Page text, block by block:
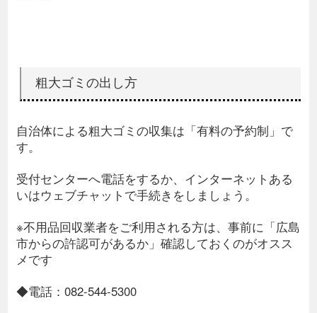
粗大ゴミの出し方
自治体による粗大ゴミの収集は「有料の予約制」で
す。
受付センターへ電話をするか、インターネットある
いはウェブチャットで手続きをしましょう。
※不用品回収業者をご利用される方は、事前に「広島
市からの許認可があるか」確認しておくのがオスス
メです
◆電話：082-544-5300